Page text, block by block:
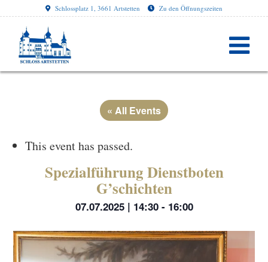
Schlossplatz 1, 3661 Artstetten Zu den Öffnungszeiten
« All Events
This event has passed.
Spezialführung Dienstboten
G’schichten
07.07.2025 | 14:30- 16:00